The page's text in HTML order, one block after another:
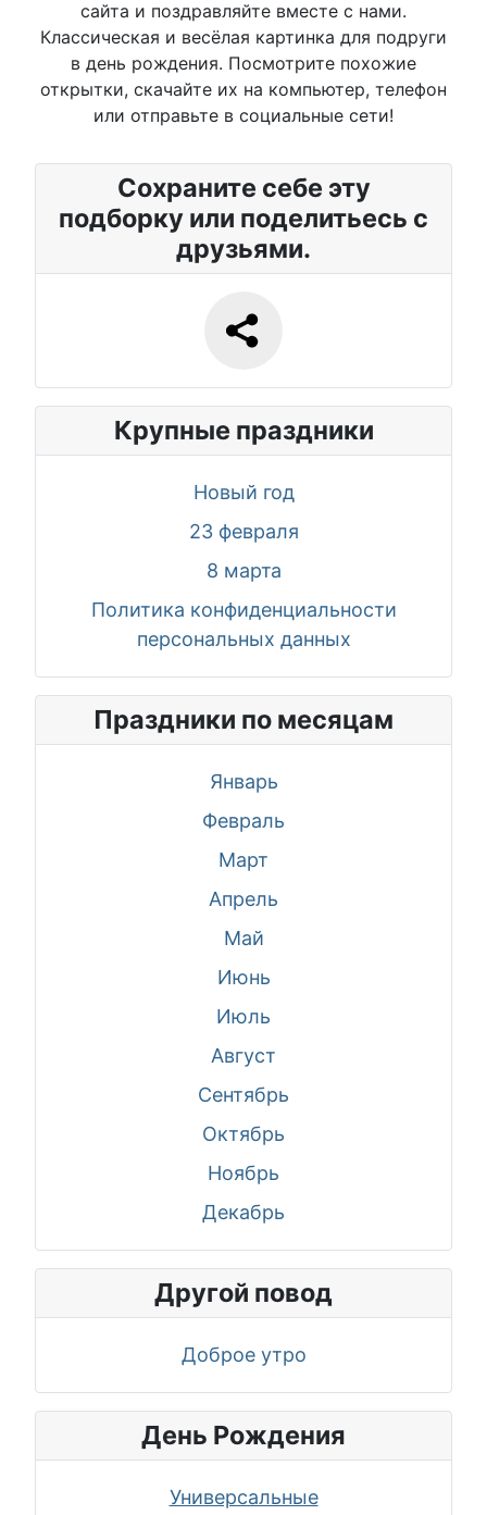
сайта и поздравляйте вместе с нами.
Классическая и весёлая картинка для подруги
в день рождения. Посмотрите похожие
открытки, скачайте их на компьютер, телефон
или отправьте в социальные сети!
Сохраните себе эту
подборку или поделитьесь с
друзьями.
Крупные праздники
Новый год
23 февраля
8 марта
Политика конфиденциальности
персональных данных
Праздники по месяцам
Январь
Февраль
Март
Апрель
Май
Июнь
Июль
Август
Сентябрь
Октябрь
Ноябрь
Декабрь
Другой повод
Доброе утро
День Рождения
Универсальные